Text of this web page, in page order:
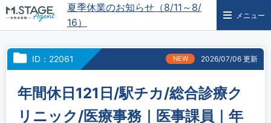
夏季休業のお知らせ（8/11～8/
16）
メニュー
ID：22061 NEW 2026/07/06 更新
年間休日121日/駅チカ/総合診療ク
リニック/医療事務｜医事課員｜年